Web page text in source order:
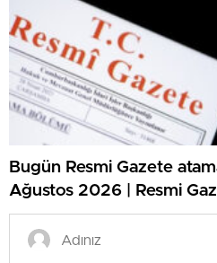
Bugün Resmi Gazete
Ağustos 2026 | Resmi
İçişleri Bakanlığı
Akademisi akademik işçi